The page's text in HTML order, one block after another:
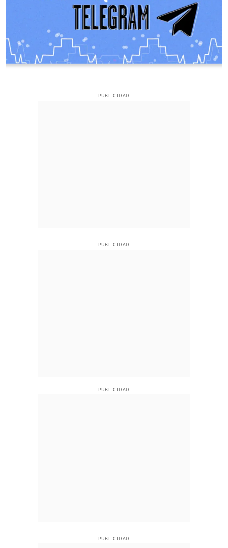
PUBLICIDAD
PUBLICIDAD
PUBLICIDAD
PUBLICIDAD